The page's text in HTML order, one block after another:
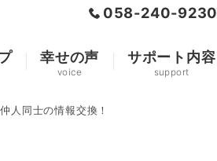
058-240-9230
幸せの声
voice
サポート内容
support
人同士の情報交換！